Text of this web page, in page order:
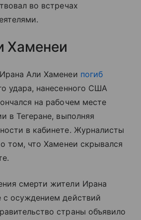
во встречах
Хаменеи
Али Хаменеи погиб
удара, нанесенного США
на рабочем месте
в Тегеране, выполняя
в кабинете. Журналисты
том, что Хаменеи скрывался
смерти жители Ирана
с осуждением действий
страны объявило